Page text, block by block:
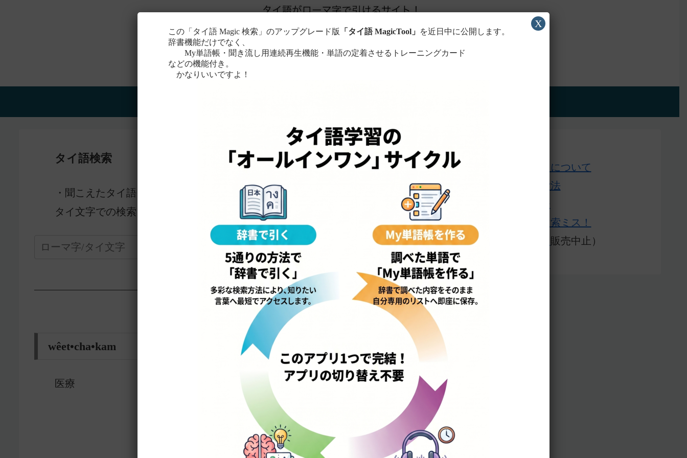
タイ語検索
・聞こえたタイ語を一番近いと
ローマ字に置き換えて検索！
タイ文字での検索も含め、詳しくは
こちら。
—————————————————-
wêet•cha•kam เวชกรรม
医療
このサイトについて
単語の検索法
ローマ字表
よくある検索ミス！
販売中止）
この「タイ語 Magic 検索」のアップグレード版 「タイ語 MagicTool」
を近日中に公開します。
辞書機能だけでなく、
My単語帳・聞き流し用連続再生機能・単語の定着させるトレーニングカード
などの機能付き。
かなりいいですよ！
X